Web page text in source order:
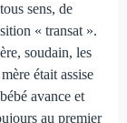
sens, de
« transat ».
soudain, les
était assise
avance et
au premier